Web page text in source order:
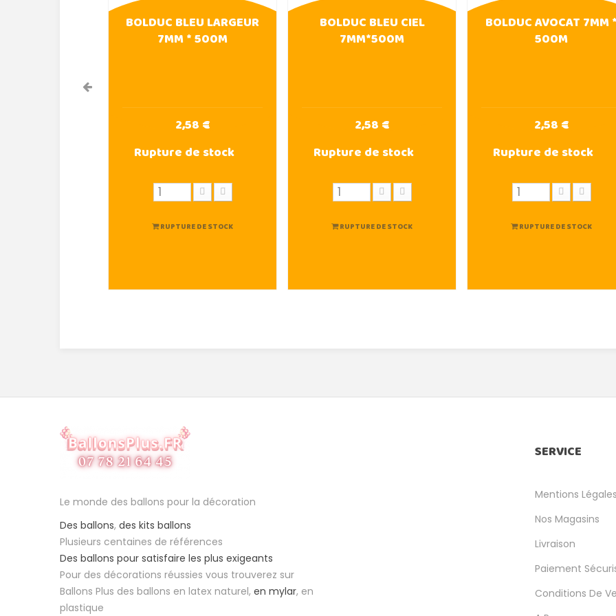
BOLDUC BLEU LARGEUR
7MM * 500M
2,58 €
Rupture de stock
RUPTURE DE STOCK
BOLDUC BLEU CIEL
7MM*500M
2,58 €
Rupture de stock
RUPTURE DE STOCK
BOLDUC AVOCAT 7MM *
500M
2,58 €
Rupture de stock
RUPTURE DE STOCK
Le monde des ballons pour la décoration
Des ballons, des kits ballons
Plusieurs centaines de références
Des ballons pour satisfaire les plus exigeants
Pour des décorations réussies vous trouverez sur
Ballons Plus des ballons en latex naturel, en mylar, en
plastique
SERVICE
Mentions Légales
Nos Magasins
Livraison
Paiement
Conditions De